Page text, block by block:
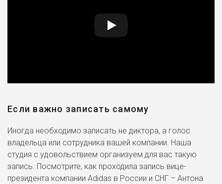
Если важно записать самому
Иногда необходимо записать не диктора, а голос
владельца или сотрудника вашей компании. Наша
студия с удовольствием организуем для вас такую
запись. Посмотрите, как проходила запись вице-
президента компании Adidas в России и СНГ – Антона